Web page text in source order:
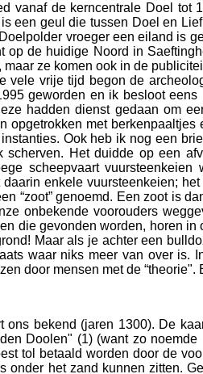
vanaf de kerncentrale Doel
een geul die tussen Doel en
vroeger een eiland is
op de huidige Noord in
ze komen ook in de
vele vrije tijd begon de
geworden en ik besloot
hadden dienst gedaan om
opgetrokken met
Ook heb ik nog een
Het duidde op een
scheepvaart
enkele vuursteenkeien;
“zoot” genoemd. Een zoot is
onbekende voorouders
die gevonden worden, horen
Maar als je achter een
waar niks meer van over
door mensen met de “theorie".
ons bekend (jaren 1300). De
Doolen" (1) (want zo
tol betaald worden door de
onder het zand kunnen zitten.